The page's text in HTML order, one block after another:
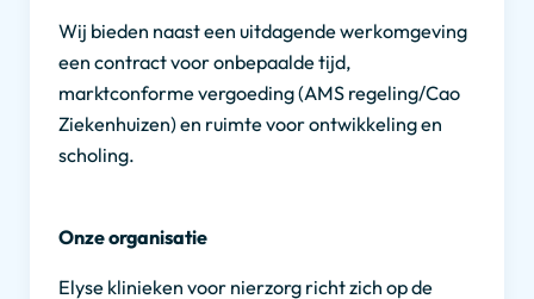
Wij bieden naast een uitdagende werkomgeving
een contract voor onbepaalde tijd,
marktconforme vergoeding (AMS regeling/Cao
Ziekenhuizen) en ruimte voor ontwikkeling en
scholing.
Onze organisatie
Elyse klinieken voor nierzorg richt zich op de